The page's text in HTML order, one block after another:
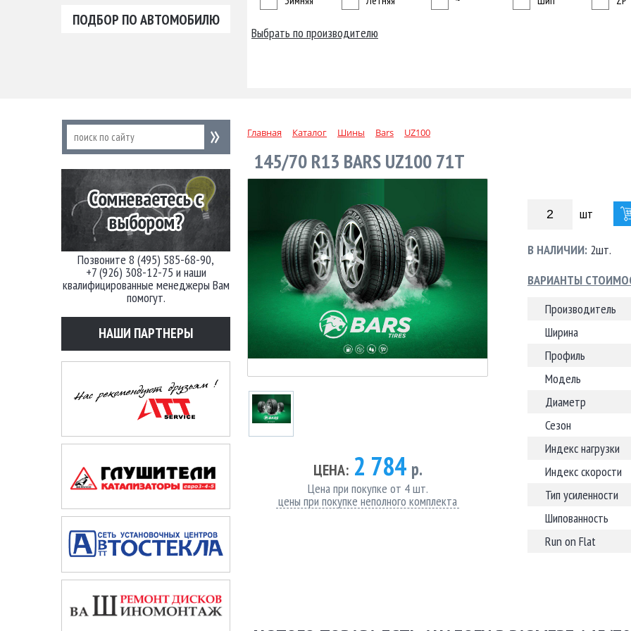
ПОДБОР ПО АВТОМОБИЛЮ
Выбрать по производителю
Позвоните 8 (495) 585-68-90,
+7 (926) 308-12-75 и наши
квалифицированные менеджеры Вам
помогут.
НАШИ ПАРТНЕРЫ
Главная Каталог Шины Bars UZ100
145/70 R13 BARS UZ100 71T
ЦЕНА:2 784 р.
Цена при покупке от 4 шт.
цены при покупке неполного комплекта
шт
В НАЛИЧИИ: 2шт.
ВАРИАНТЫ
Производитель
Ширина
Профиль
Модель
Диаметр
Сезон
Индекс нагрузки
Индекс скорости
Тип усиленности
Шипованность
Run on Flat